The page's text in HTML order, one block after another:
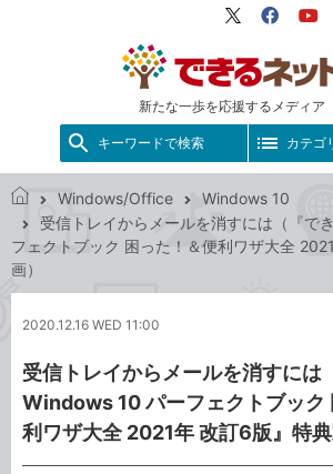
新たな一歩を応援するメディア
X（旧
キーワードで検索 カテゴ
で
る
ト
Windows/Office
Windows 10
受信トレイからメールを消すには（『で
フェクトブック 困った！＆便利ワザ大全
画）
2020.12.16 WED 11:00
受信トレイからメールを消すには
Windows 10 パーフェクトブック
利ワザ大全 2021年 改訂6版』特典